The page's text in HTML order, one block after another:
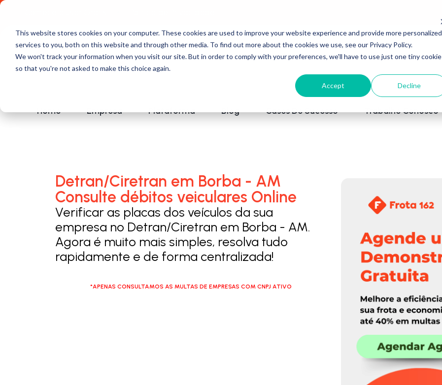
This website stores cookies on your computer. These cookies are used to improve your website experience and provide more personalized
services to you, both on this website and through other media. To find out more about the cookies we use, see our Privacy Policy.
We won't track your information when you visit our site. But in order to comply with your preferences, we'll have to use just one tiny cookie
so that you're not asked to make this choice again.
Accept Decline
Home Empresa Plataforma Blog Cases De Sucesso Trabalhe Conosco
Detran/Ciretran em Borba - AM
Consulte débitos veiculares Online
Verificar as placas dos veículos da sua
empresa no Detran/Ciretran em Borba - AM.
Agora é muito mais simples, resolva tudo
rapidamente e de forma centralizada!
*APENAS CONSULTAMOS AS MULTAS DE EMPRESAS COM CNPJ ATIVO